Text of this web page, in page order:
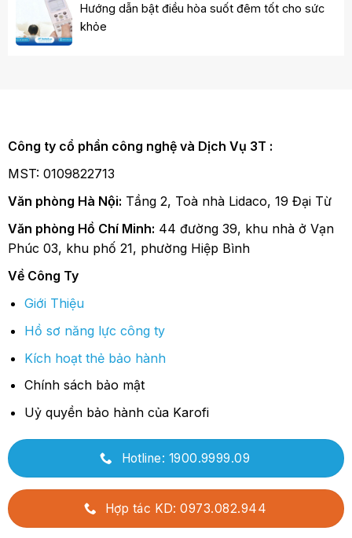
Hướng dẫn bật điều hòa suốt đêm tốt cho sức
khỏe
Công ty cổ phần công nghệ và Dịch Vụ 3T :
MST: 0109822713
Văn phòng Hà Nội: Tầng 2, Toà nhà Lidaco, 19 Đại Từ
Văn phòng Hồ Chí Minh: 44 đường 39, khu nhà ở Vạn
Phúc 03, khu phố 21, phường Hiệp Bình
Về Công Ty
Giới Thiệu
Hồ sơ năng lực công ty
Kích hoạt thẻ bảo hành
Chính sách bảo mật
Uỷ quyền bảo hành của Karofi
Hotline: 1900.9999.09
Hợp tác KD: 0973.082.944